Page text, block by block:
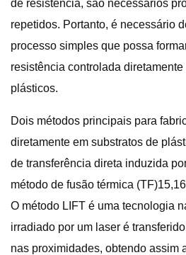
de resistência, são necessários
repetidos. Portanto, é necessário
processo simples que possa
resistência controlada
plásticos.
Dois métodos principais para
diretamente em substratos de
de transferência direta induzida
método de fusão térmica
O método LIFT é uma tecnologia
irradiado por um laser é
nas proximidades, obtendo assim